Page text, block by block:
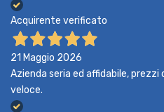
Acquirente verificato
21 Maggio 2026
Azienda seria ed affidabile,
veloce.